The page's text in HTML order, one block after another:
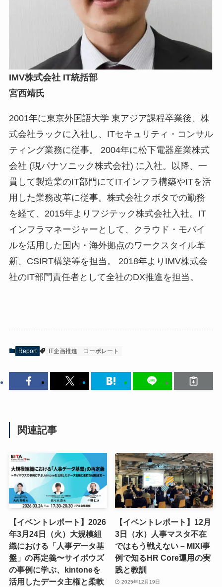
IMV株式会社 IT統括部
宮西靖氏
2001年に東京外国語大学 東アジア課程卒業後、株
式会社ラックに入社し、ITセキュリティ・コンサル
ティング業務に従事。 2004年に松下電器産業株式
会社 (現パナソニック株式会社) に入社。以降、一
貫して製造業のIT部門にてITインフラ構築やITを活
用した業務改革に従事。株式会社クボタでの勤務
を経て、2015年よりフジテック株式会社入社。IT
インフラマネージャーとして、クラウド・モバイ
ルを活用した国内・海外拠点のワークスタイル革
新、CSIRT構築等を担当。 2018年よりIMV株式会
社のIT部門責任者として全社のDX推進を担当。
Report IT企画推進 コーポレート
関連記事
【イベントレポート】2026
年3月24日（火）大規模組
織における「人事データ基
盤」の再定義〜サイボウズ
の事例に学ぶ、kintoneを
活用したデータ主権と柔軟
【イベントレポート】12月
3日（水）人事マスタ不在
ではもう戦えない－MIXI事
例で知るHR Core運用の実
践と教訓
2025年12月19日